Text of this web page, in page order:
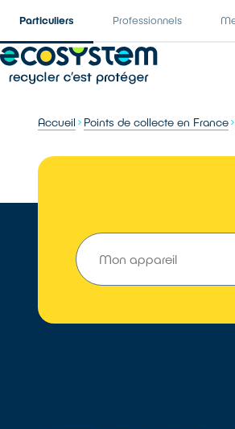
Particuliers Professionnels
Accueil Points de collecte en France